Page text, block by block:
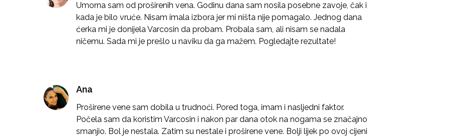
Umorna sam od proširenih vena. Godinu dana sam nosila posebne zavoje, čak i
kada je bilo vruće. Nisam imala izbora jer mi ništa nije pomagalo. Jednog dana
ćerka mi je donijela Varcosin da probam. Probala sam, ali nisam se nadala
ničemu. Sada mi je prešlo u naviku da ga mažem. Pogledajte rezultate!
Ana
Proširene vene sam dobila u trudnoći. Pored toga, imam i nasljedni faktor.
Počela sam da koristim Varcosin i nakon par dana otok na nogama se značajno
smanjio. Bol je nestala. Zatim su nestale i proširene vene. Bolji lijek po ovoj cijeni